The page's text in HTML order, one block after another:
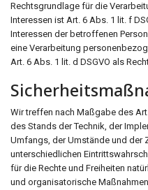
Rechtsgrundlage für die
Interessen ist Art. 6 Abs. 1 lit. f
Interessen der betroffenen
eine Verarbeitung
Art. 6 Abs. 1 lit. d DSGVO als
Wir treffen nach Maßgabe des
des Stands der Technik, der
Umfangs, der Umstände und der
unterschiedlichen
für die Rechte und Freiheiten
und organisatorische